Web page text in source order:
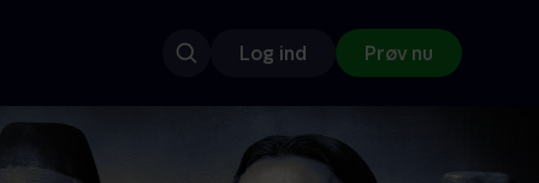
Log ind Prøv nu